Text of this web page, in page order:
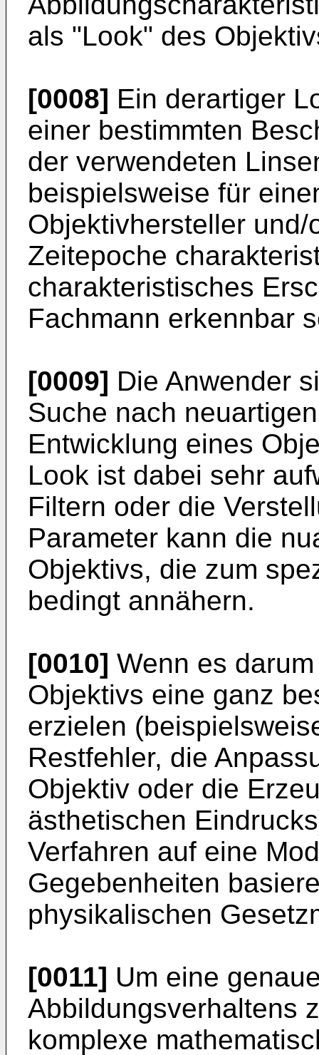
als "Look" des
[0008] Ein derartiger
einer bestimmten
der verwendeten
beispielsweise für
Objektivhersteller
Zeitepoche
charakteristisches
Fachmann erkennbar
[0009] Die Anwender
Suche nach
Entwicklung eines
Look ist dabei sehr
Filtern oder die
Parameter kann die
Objektivs, die zum
bedingt annähern.
[0010] Wenn es
Objektivs eine ganz
erzielen
Restfehler, die
Objektiv oder die
ästhetischen
Verfahren auf eine
Gegebenheiten
physikalischen
[0011] Um eine
Abbildungsverhaltens
komplexe